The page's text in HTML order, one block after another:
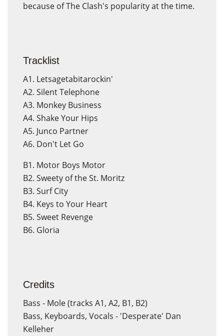
because of The Clash's popularity at the time.
Tracklist
A1. Letsagetabitarockin'
A2. Silent Telephone
A3. Monkey Business
A4. Shake Your Hips
A5. Junco Partner
A6. Don't Let Go
B1. Motor Boys Motor
B2. Sweety of the St. Moritz
B3. Surf City
B4. Keys to Your Heart
B5. Sweet Revenge
B6. Gloria
Credits
Bass - Mole (tracks A1, A2, B1, B2)
Bass, Keyboards, Vocals - 'Desperate' Dan
Kelleher